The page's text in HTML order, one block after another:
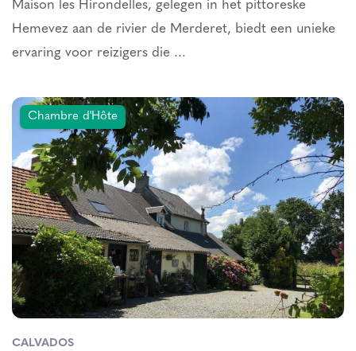
Maison les Hirondelles, gelegen in het pittoreske
Hemevez aan de rivier de Merderet, biedt een unieke
ervaring voor reizigers die ...
Chambre d'Hôte
CALVADOS